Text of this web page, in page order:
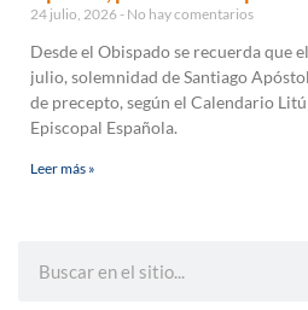
24 julio, 2026 No hay comentarios
Desde el Obispado se recuerda que
julio, solemnidad de Santiago
de precepto, según el Calendario
Episcopal Española.
Leer más »